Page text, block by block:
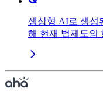
생상형 AI로 생성
해 현재 법제도의